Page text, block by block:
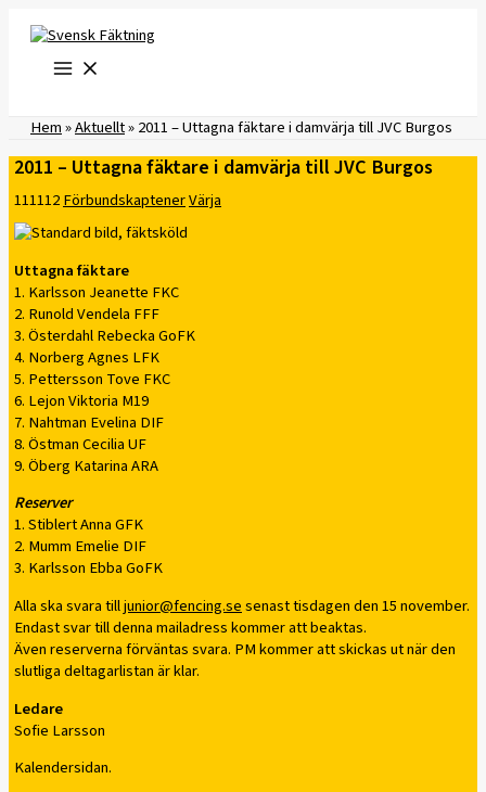
innehåll
Hem»Aktuellt»2011 – Uttagna fäktare i damvärja till JVC Burgos
2011 – Uttagna fäktare i damvärja till JVC Burgos
111112FörbundskaptenerVärja
Uttagna fäktare
1. Karlsson Jeanette FKC
2. Runold Vendela FFF
3. Österdahl Rebecka GoFK
4. Norberg Agnes LFK
5. Pettersson Tove FKC
6. Lejon Viktoria M19
7. Nahtman Evelina DIF
8. Östman Cecilia UF
9. Öberg Katarina ARA
Reserver
1. Stiblert Anna GFK
2. Mumm Emelie DIF
3. Karlsson Ebba GoFK
Alla ska svara tilljunior@fencing.sesenast tisdagen den 15 november.
Endast svar till denna mailadress kommer att beaktas.
Även reserverna förväntas svara. PM kommer att skickas ut när den
slutliga deltagarlistan är klar.
Ledare
Sofie Larsson
Kalendersidan.